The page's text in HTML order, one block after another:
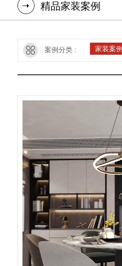
精品家装案例
案例分类 : 家装案例